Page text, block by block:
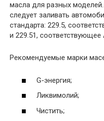
масла для разных
следует заливать
стандарта: 229.5,
и 229.51, соответствующее
Рекомендуемые марки
G-энергия;
Ликвимолий;
Чистить;